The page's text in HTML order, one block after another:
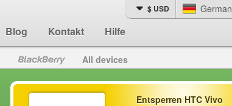
Blog Kontakt Hilfe
$ USD German
All devices
Entsperren HTC Vivo